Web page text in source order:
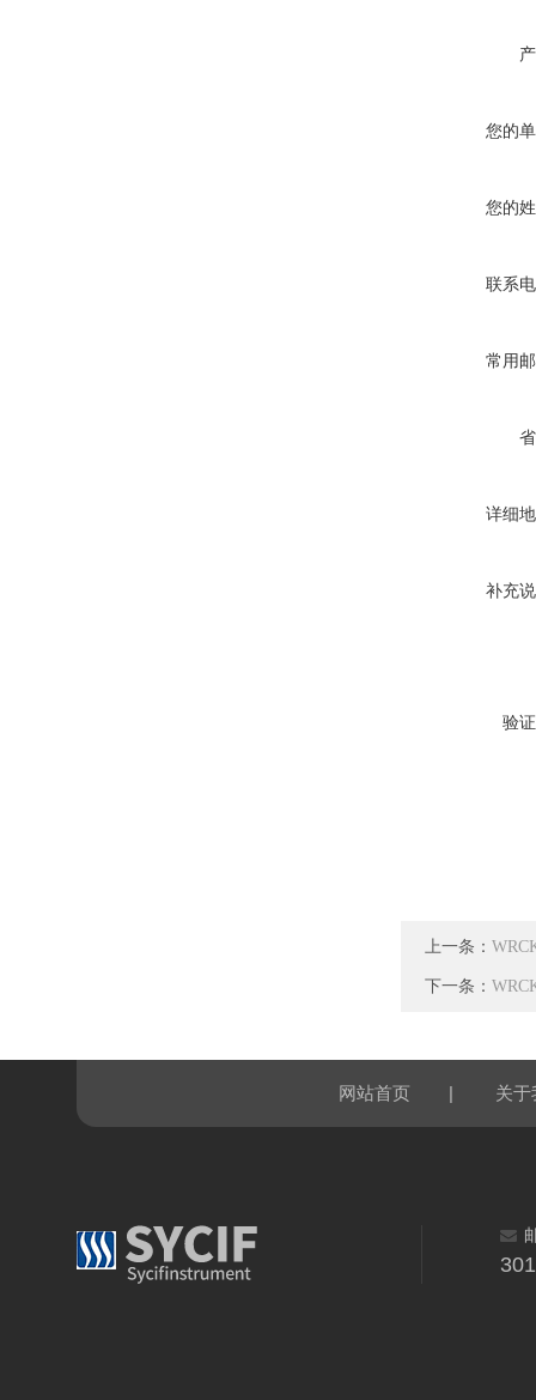
您的
您的
联系
常用
详细
补充
验
上一条：
下一条：
网站首页 | 关于